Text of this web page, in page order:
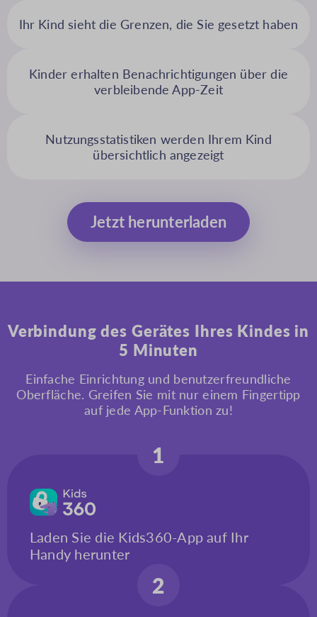
Ihr Kind sieht die Grenzen, die Sie gesetzt haben
Kinder erhalten Benachrichtigungen über die
verbleibende App-Zeit
Nutzungsstatistiken werden Ihrem Kind
übersichtlich angezeigt
Jetzt herunterladen
Verbindung des Gerätes Ihres Kindes in
5 Minuten
Einfache Einrichtung und benutzerfreundliche
Oberfläche. Greifen Sie mit nur einem Fingertipp
auf jede App-Funktion zu!
Laden Sie die Kids360-App auf Ihr
Handy herunter
1
2